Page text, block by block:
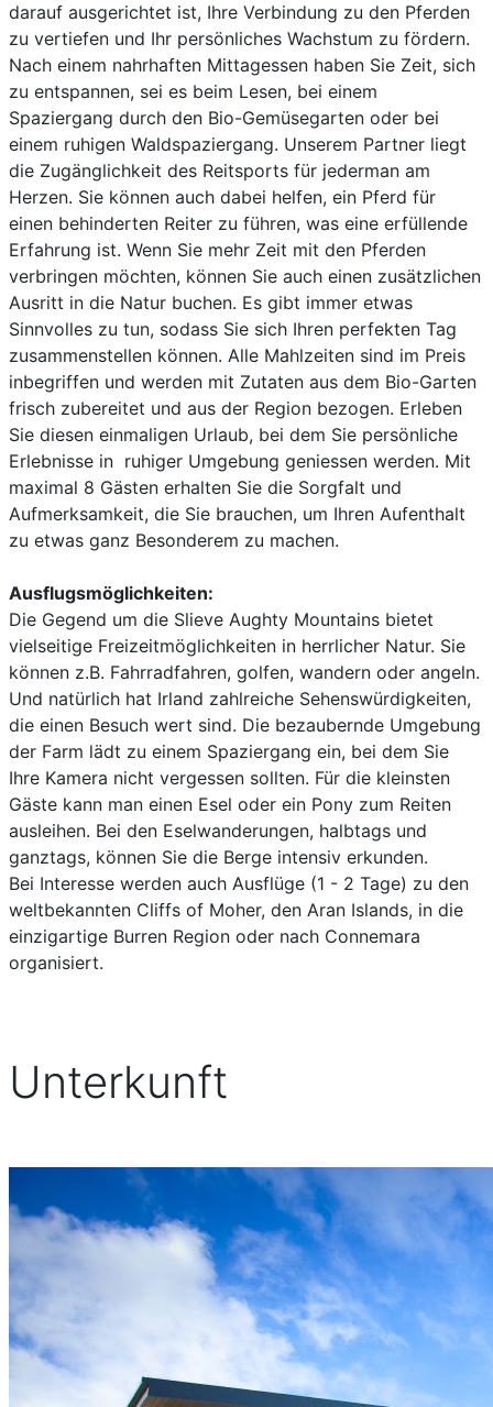
darauf ausgerichtet ist, Ihre Verbindung zu den Pferden
zu vertiefen und Ihr persönliches Wachstum zu fördern.
Nach einem nahrhaften Mittagessen haben Sie Zeit, sich
zu entspannen, sei es beim Lesen, bei einem
Spaziergang durch den Bio-Gemüsegarten oder bei
einem ruhigen Waldspaziergang. Unserem Partner liegt
die Zugänglichkeit des Reitsports für jederman am
Herzen. Sie können auch dabei helfen, ein Pferd für
einen behinderten Reiter zu führen, was eine erfüllende
Erfahrung ist. Wenn Sie mehr Zeit mit den Pferden
verbringen möchten, können Sie auch einen zusätzlichen
Ausritt in die Natur buchen. Es gibt immer etwas
Sinnvolles zu tun, sodass Sie sich Ihren perfekten Tag
zusammenstellen können. Alle Mahlzeiten sind im Preis
inbegriffen und werden mit Zutaten aus dem Bio-Garten
frisch zubereitet und aus der Region bezogen. Erleben
Sie diesen einmaligen Urlaub, bei dem Sie persönliche
Erlebnisse in ruhiger Umgebung geniessen werden. Mit
maximal 8 Gästen erhalten Sie die Sorgfalt und
Aufmerksamkeit, die Sie brauchen, um Ihren Aufenthalt
zu etwas ganz Besonderem zu machen.
Ausflugsmöglichkeiten:
Die Gegend um die Slieve Aughty Mountains bietet
vielseitige Freizeitmöglichkeiten in herrlicher Natur. Sie
können z.B. Fahrradfahren, golfen, wandern oder angeln.
Und natürlich hat Irland zahlreiche Sehenswürdigkeiten,
die einen Besuch wert sind. Die bezaubernde Umgebung
der Farm lädt zu einem Spaziergang ein, bei dem Sie
Ihre Kamera nicht vergessen sollten. Für die kleinsten
Gäste kann man einen Esel oder ein Pony zum Reiten
ausleihen. Bei den Eselwanderungen, halbtags und
ganztags, können Sie die Berge intensiv erkunden.
Bei Interesse werden auch Ausflüge (1 - 2 Tage) zu den
weltbekannten Cliffs of Moher, den Aran Islands, in die
einzigartige Burren Region oder nach Connemara
organisiert.
Unterkunft